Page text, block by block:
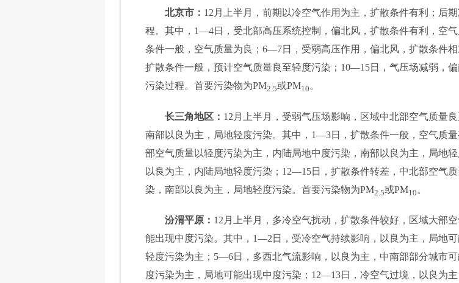
北京市： 12月上半月，前期以冷空气作用为主，扩散条件有利；后
程。其中，1—4日，受北部高压系统控制，偏北风，扩散条件有利，空
条件一般，空气质量为良；6—7日，受弱高压作用，偏北风，扩散条件
扩散条件一般，预计空气质量良至轻度污染；10—15日，气压场减弱，
污染过程。首要污染物为PM2.5或PM10 。
长三角地区： 12月上半月，受弱气压场影响，区域中北部空气质量
南部以良为主，局地轻度污染。其中，1—3日，扩散条件一般，空气质
部空气质量以轻度污染为主，内陆局地中度污染，南部以良为主，局地
以良为主，内陆局地轻度污染；12—15日，扩散条件转差，中北部空气
染，南部以良为主，局地轻度污染。首要污染物为PM2.5或PM10 。
汾渭平原： 12月上半月，多冷空气扰动，扩散条件较好，区域大部
能出现中度污染。其中，1—2日，受冷空气持续影响，以良为主，局地
轻度污染为主；5—6日，多西北气流影响，以良为主，中南部部分城市
度污染为主，局地可能出现中度污染；12—13日，冷空气过境，以良为